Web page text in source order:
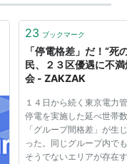
23 ブックマーク
「停電格差」だ！“死
民、２３区優遇に不
会 - ZAKZAK
１４日から続く東京電力
停電を実施した延べ世帯
「グループ間格差」が生
った。同じグループ内で
そうでないエリアが存在